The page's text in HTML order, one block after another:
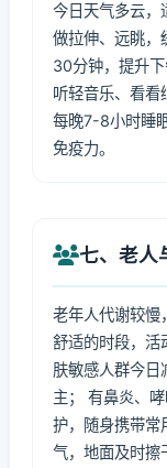
今日天气多云，
做拉伸、远眺，
30分钟，提升
听轻音乐、看看
每晚7-8小时睡
免疫力。
七、老人
老年人代谢较慢
舒适的时段，活
肤敏感人群今日
主； 有鼻炎、
护，随身携带常
气，地面及时擦